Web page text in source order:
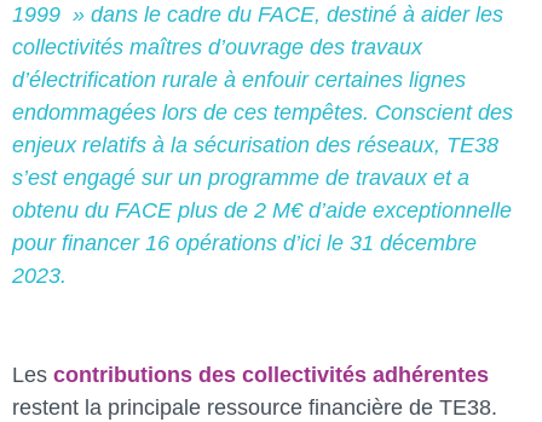
1999 » dans le cadre du FACE, destiné à aider les
collectivités maîtres d’ouvrage des travaux
d’électrification rurale à enfouir certaines lignes
endommagées lors de ces tempêtes. Conscient des
enjeux relatifs à la sécurisation des réseaux, TE38
s’est engagé sur un programme de travaux et a
obtenu du FACE plus de 2 M€ d’aide exceptionnelle
pour financer 16 opérations d’ici le 31 décembre
2023.
Les contributions des collectivités adhérentes
restent la principale ressource financière de TE38.